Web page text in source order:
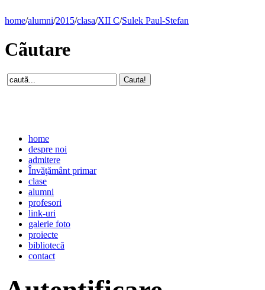
home/alumni/2015/clasa/XII C/Sulek Paul-Stefan
Cãutare
home
despre noi
admitere
Învăţământ primar
clase
alumni
profesori
link-uri
galerie foto
proiecte
bibliotecă
contact